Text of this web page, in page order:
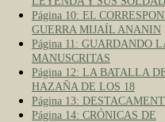
Página 10: EL
GUERRA MIJAÍL ANANIN
Página 11: GUARDANDO
MANUSCRITAS
Página 12: LA BATALLA
HAZAÑA DE LOS 18
Página 13:
Página 14: CRÓNICAS DE